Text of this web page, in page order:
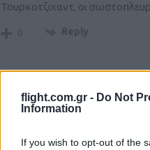
flight.com.gr - Do Not
Information
If you wish to opt-out of the
Τουρκοτζιχαντ, οι
0 Reply
Kurt(@kurt)
Trust is the golden key to